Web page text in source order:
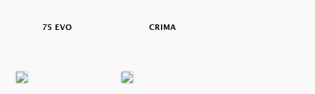
75 EVO CRIMA